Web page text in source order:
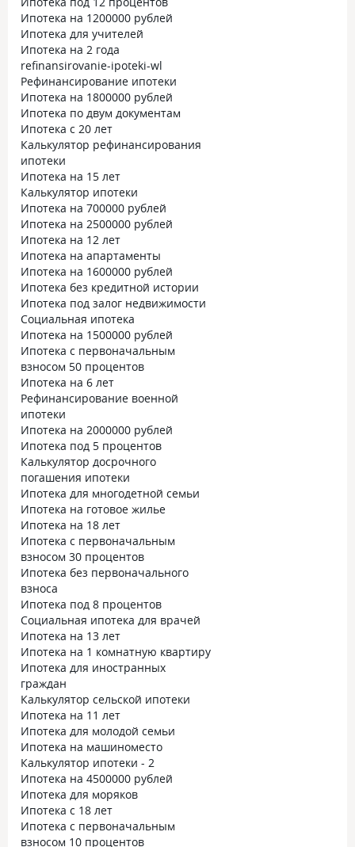
Ипотека на 1200000 рублей
Ипотека для учителей
Ипотека на 2 года
refinansirovanie-ipoteki-wl
Рефинансирование ипотеки
Ипотека на 1800000 рублей
Ипотека по двум документам
Ипотека с 20 лет
Калькулятор рефинансирования
ипотеки
Ипотека на 15 лет
Калькулятор ипотеки
Ипотека на 700000 рублей
Ипотека на 2500000 рублей
Ипотека на 12 лет
Ипотека на апартаменты
Ипотека на 1600000 рублей
Ипотека без кредитной истории
Ипотека под залог недвижимости
Социальная ипотека
Ипотека на 1500000 рублей
Ипотека с первоначальным
взносом 50 процентов
Ипотека на 6 лет
Рефинансирование военной
ипотеки
Ипотека на 2000000 рублей
Ипотека под 5 процентов
Калькулятор досрочного
погашения ипотеки
Ипотека для многодетной семьи
Ипотека на готовое жилье
Ипотека на 18 лет
Ипотека с первоначальным
взносом 30 процентов
Ипотека без первоначального
взноса
Ипотека под 8 процентов
Социальная ипотека для врачей
Ипотека на 13 лет
Ипотека на 1 комнатную квартиру
Ипотека для иностранных
граждан
Калькулятор сельской ипотеки
Ипотека на 11 лет
Ипотека для молодой семьи
Ипотека на машиноместо
Калькулятор ипотеки - 2
Ипотека на 4500000 рублей
Ипотека для моряков
Ипотека с 18 лет
Ипотека с первоначальным
взносом 10 процентов